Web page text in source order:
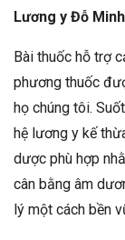
Lương y Đỗ
Bài thuốc hỗ trợ
phương thuốc
họ chúng tôi.
hệ lương y kế
dược phù hợp
cân bằng âm
lý một cách bền